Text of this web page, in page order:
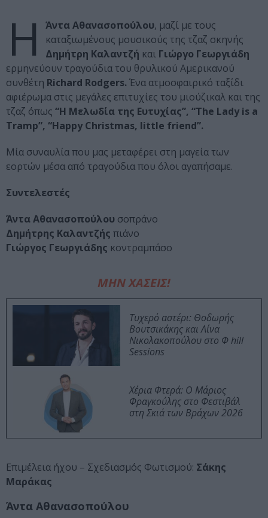
H Άντα Αθανασοπούλου, μαζί με τους
καταξιωμένους μουσικούς της τζαζ σκηνής
Δημήτρη Καλαντζή και Γιώργο Γεωργιάδη
ερμηνεύουν τραγούδια του θρυλικού Αμερικανού
συνθέτη Richard Rodgers. Ένα ατμοσφαιρικό ταξίδι
αφιέρωμα στις μεγάλες επιτυχίες του μιούζικαλ και της
τζαζ όπως “Η Μελωδία της Ευτυχίας”, “The Lady is a
Tramp”, “Happy Christmas, little friend”.
Μία συναυλία που μας μεταφέρει στη μαγεία των
εορτών μέσα από τραγούδια που όλοι αγαπήσαμε.
Συντελεστές
Άντα Αθανασοπούλου σοπράνο
Δημήτρης Καλαντζής πιάνο
Γιώργος Γεωργιάδης κοντραμπάσο
ΜΗΝ ΧΑΣΕΙΣ!
Τυχερό αστέρι: Θοδωρής
Βουτσικάκης και Λίνα
Νικολακοπούλου στο Φ hill
Sessions
Χέρια Φτερά: Ο Μάριος
Φραγκούλης στο Φεστιβάλ
στη Σκιά των Βράχων 2026
Επιμέλεια ήχου – Σχεδιασμός Φωτισμού: Σάκης
Μαράκας
Άντα Αθανασοπούλου